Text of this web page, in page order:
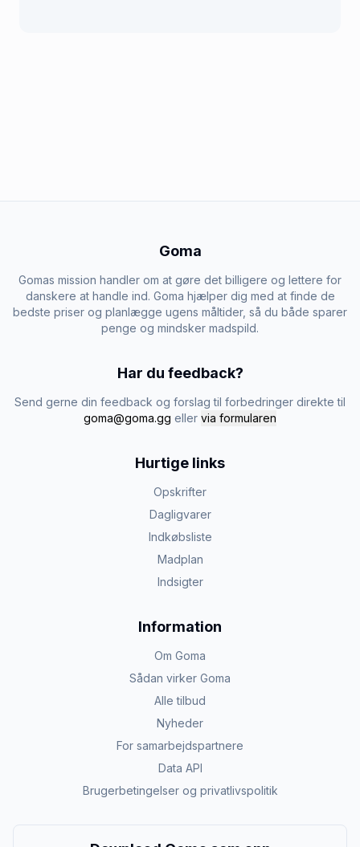
Goma
Gomas mission handler om at gøre det billigere og lettere for
danskere at handle ind. Goma hjælper dig med at finde de
bedste priser og planlægge ugens måltider, så du både sparer
penge og mindsker madspild.
Har du feedback?
Send gerne din feedback og forslag til forbedringer direkte til
goma@goma.gg eller via formularen
Hurtige links
Opskrifter
Dagligvarer
Indkøbsliste
Madplan
Indsigter
Information
Om Goma
Sådan virker Goma
Alle tilbud
Nyheder
For samarbejdspartnere
Data API
Brugerbetingelser og privatlivspolitik